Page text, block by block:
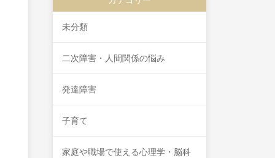
未分類
二次障害・人間関係の悩み
発達障害
子育て
家庭や職場で使える心理学・脳科